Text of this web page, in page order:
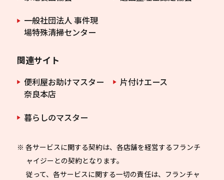
一般社団法人 事件現
場特殊清掃センター
関連サイト
便利屋お助けマスター
奈良本店
片付けエース
暮らしのマスター
※ 各サービスに関する契約は、各店舗を経営するフランチ
ャイジーとの契約となります。
従って、各サービスに関する一切の責任は、フランチャ